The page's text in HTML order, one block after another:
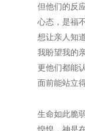
但他们的反
心态，是福
想让亲人知
我盼望我的
更他们都能
面前能站立得
生命如此脆